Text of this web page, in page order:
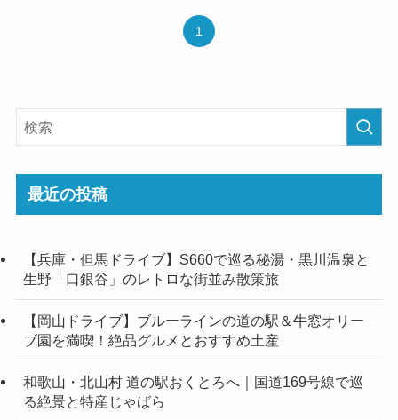
1
最近の投稿
【兵庫・但馬ドライブ】S660で巡る秘湯・黒川温泉と
生野「口銀谷」のレトロな街並み散策旅
【岡山ドライブ】ブルーラインの道の駅＆牛窓オリー
ブ園を満喫！絶品グルメとおすすめ土産
和歌山・北山村 道の駅おくとろへ｜国道169号線で巡
る絶景と特産じゃばら